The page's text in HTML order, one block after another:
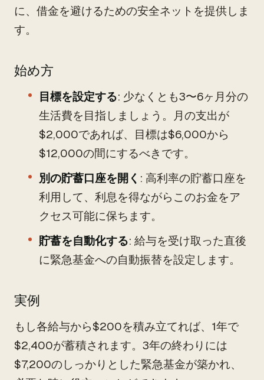
に、借金を避けるための安全ネットを提供しま
す。
始め方
目標を設定する: 少なくとも3〜6ヶ月分の
生活費を目指しましょう。月の支出が
$2,000であれば、目標は$6,000から
$12,000の間にするべきです。
別の貯蓄口座を開く : 高利率の貯蓄口座を
利用して、利息を得ながらこのお金をア
クセス可能に保ちます。
貯蓄を自動化する: 給与を受け取った直後
に緊急基金への自動振替を設定します。
実例
もし各給与から$200を積み立てれば、1年で
$2,400が蓄積されます。3年の終わりには
$7,200のしっかりとした緊急基金が築かれ、